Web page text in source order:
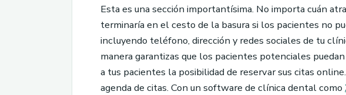
Esta es una sección importantísima. No importa cuán
terminaría en el cesto de la basura si los pacientes no
incluyendo teléfono, dirección y redes sociales de tu
manera garantizas que los pacientes potenciales
a tus pacientes la posibilidad de reservar sus citas
agenda de citas. Con un software de clínica dental como